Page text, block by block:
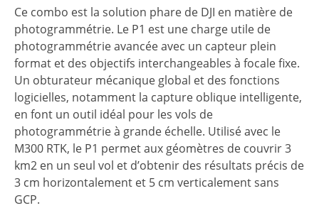
Ce combo est la solution phare de DJI en matière de
photogrammétrie. Le P1 est une charge utile de
photogrammétrie avancée avec un capteur plein
format et des objectifs interchangeables à focale fixe.
Un obturateur mécanique global et des fonctions
logicielles, notamment la capture oblique intelligente,
en font un outil idéal pour les vols de
photogrammétrie à grande échelle. Utilisé avec le
M300 RTK, le P1 permet aux géomètres de couvrir 3
km2 en un seul vol et d’obtenir des résultats précis de
3 cm horizontalement et 5 cm verticalement sans
GCP.